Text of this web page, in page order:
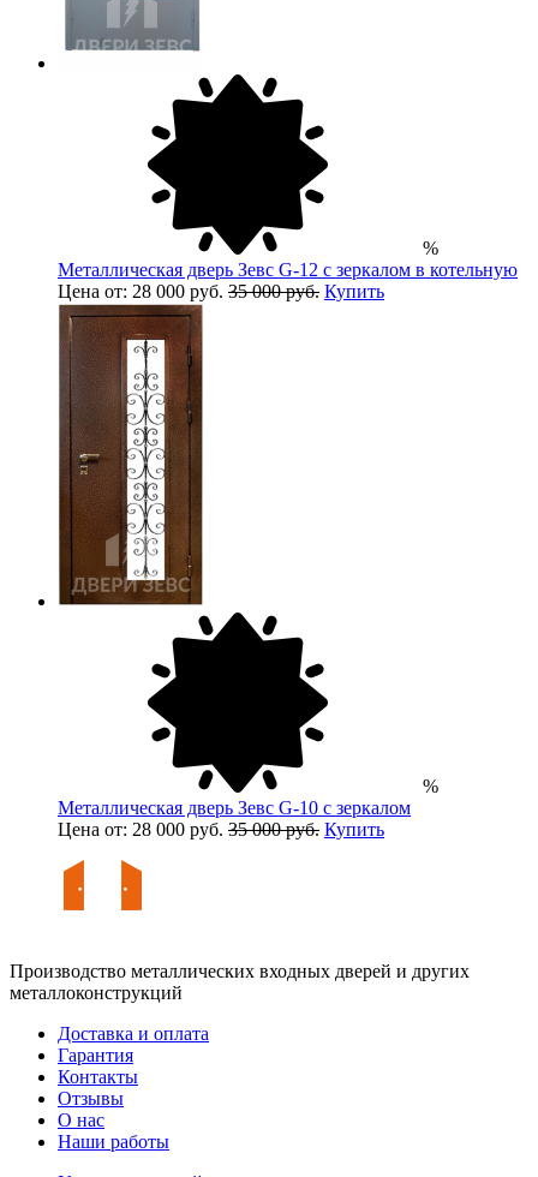
%
Металлическая дверь Зевс G-12 с зеркалом в котельную
Цена от: 28 000 руб. 35 000 руб. Купить
%
Металлическая дверь Зевс G-10 с зеркалом
Цена от: 28 000 руб. 35 000 руб. Купить
Производство металлических входных дверей и других
металлоконструкций
Доставка и оплата
Гарантия
Контакты
Отзывы
О нас
Наши работы